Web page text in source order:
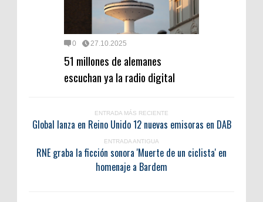
0 27.10.2025
51 millones de alemanes
escuchan ya la radio digital
ENTRADA MÁS RECIENTE
Global lanza en Reino Unido 12 nuevas emisoras en DAB
ENTRADA ANTIGUA
RNE graba la ficción sonora 'Muerte de un ciclista' en
homenaje a Bardem